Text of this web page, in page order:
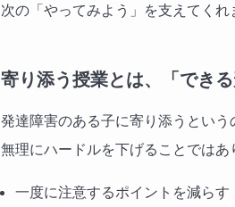
次の「やってみよう」を支えてくれ
寄り添う授業とは、「でき
発達障害のある子に寄り添うという
無理にハードルを下げることではあ
一度に注意するポイントを減らす